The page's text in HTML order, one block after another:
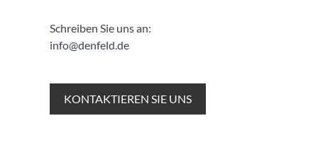
Schreiben Sie uns an:
info@denfeld.de
KONTAKTIEREN SIE UNS